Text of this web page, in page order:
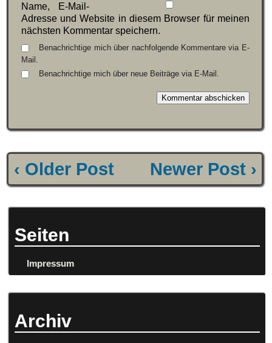
Name, E-Mail-
Adresse und Website in diesem Browser für meinen
nächsten Kommentar speichern.
Benachrichtige mich über nachfolgende Kommentare via E-
Mail.
Benachrichtige mich über neue Beiträge via E-Mail.
‹ Older Post Newer Post ›
Seiten
Impressum
Archiv